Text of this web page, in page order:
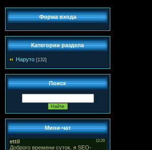
Форма входа
Категории раздела
Наруто [132]
Поиск
Мини-чат